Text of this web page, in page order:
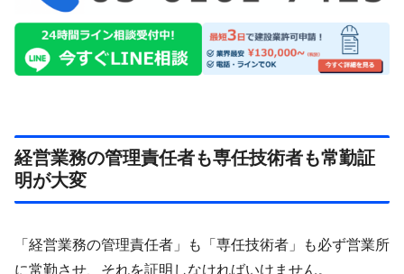
経営業務の管理責任者も専任技術者も常勤証
明が大変
「経営業務の管理責任者」も「専任技術者」も必ず営業所
に常勤させ、それを証明しなければいけません。